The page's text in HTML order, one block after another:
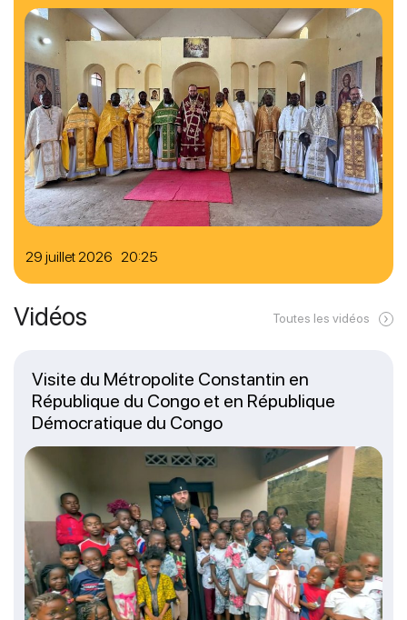
29 juillet 2026 20:25
Vidéos Toutes les vidéos
Visite du Métropolite Constantin en
République du Congo et en République
Démocratique du Congo